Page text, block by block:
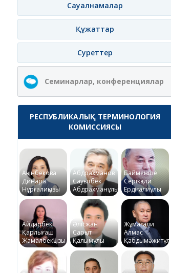
Сауалнамалар
Құжаттар
Суреттер
Семинарлар, конференциялар
РЕСПУБЛИКАЛЫҚ ТЕРМИНОЛОГИЯ
КОМИССИЯСЫ
Ақынбекова
Динара
Нұрғалиқызы
Абдрахманов
Сауытбек
Абдрахманұлы
Байменше
Серікқали
Ердіғалиұлы
Айдарбек
Қарлығаш
Жамалбекқызы
Әлісжан
Сарқыт
Қалымұлы
Жұмағали
Алмас
Қабдымәжитұлы